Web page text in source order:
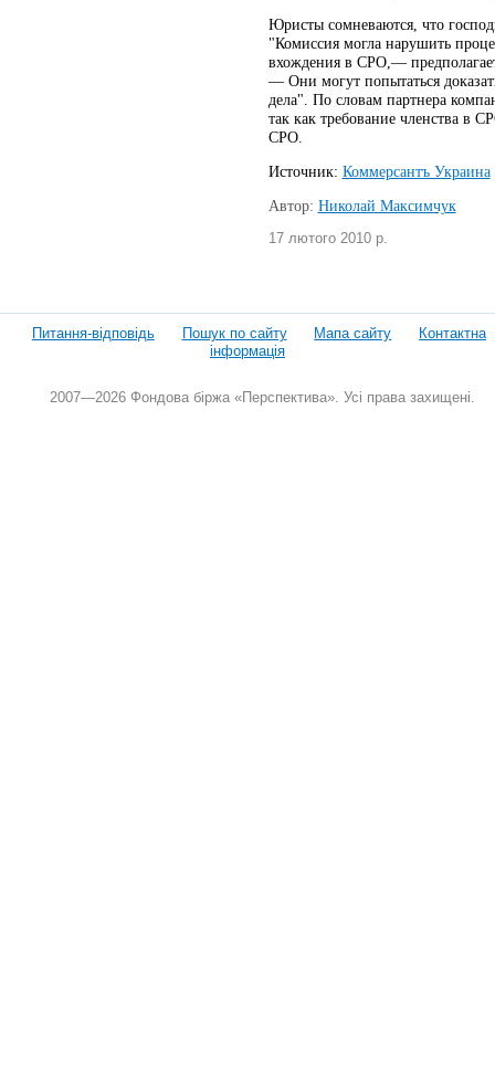
Юристы сомневаются, что
"Комиссия могла нарушить
вхождения в СРО,—
— Они могут попытаться
дела". По словам партнера
так как требование членства в
СРО.
Источник: Коммерсантъ Украина
Автор: Николай Максимчук
17 лютого 2010 р.
Питання-відповідь Пошук по сайту Мапа сайту
Контактна
інформація
2007—2026 Фондова біржа «Перспектива». Усі права захищені.